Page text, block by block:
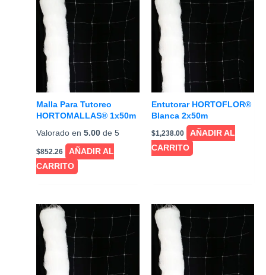
Malla Para Tutoreo
HORTOMALLAS® 1x50m
Valorado en5.00 de 5
$852.26
AÑADIR AL
CARRITO
Entutorar HORTOFLOR®
Blanca 2x50m
$1,238.00
AÑADIR AL
CARRITO